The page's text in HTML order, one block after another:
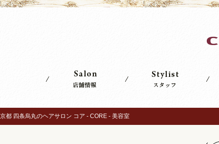
京都 四条烏丸のヘアサロン コア - CORE - 美容室